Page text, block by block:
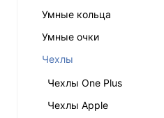
Умные кольца
Умные очки
Чехлы
Чехлы One Plus
Чехлы Apple